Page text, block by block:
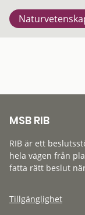
MSB RIB
RIB är ett
hela vägen från
fatta rätt beslut
Tillgänglighet